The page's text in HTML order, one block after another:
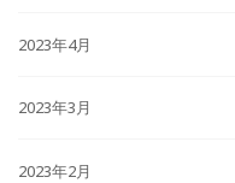
2023年4月
2023年3月
2023年2月